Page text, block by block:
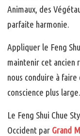
Animaux, des
parfaite harmonie.
Appliquer le Feng
maintenir cet ancien
nous conduire à
conscience plus large.
Le Feng Shui Chue
Occident par Grand